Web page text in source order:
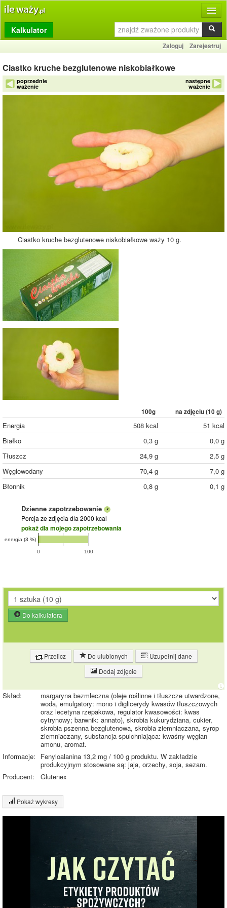
Produkty
Dziennik
Przelicznik
Porównywarka
Kalkulator
Zaloguj Zarejestruj
Ciastko kruche bezglutenowe niskobiałkowe
poprzednie
ważenie
następne
ważenie
Ciastko kruche bezglutenowe niskobiałkowe waży 10 g.
100g na zdjęciu (10 g)
Energia 508 kcal
51 kcal
Białko
0,3 g
0,0 g
Tłuszcz
24,9 g
2,5 g
Węglowodany
70,4 g
7,0 g
Błonnik
0,8 g 0,1 g
Dzienne zapotrzebowanie
Porcja ze zdjęcia dla 2000 kcal
pokaż dla mojego zapotrzebowania
0 100
energia (3 %)
Do kalkulatora
Przelicz Do ulubionych
Uzupełnij dane
Dodaj zdjęcie
Skład:
margaryna bezmleczna (oleje roślinne i tłuszcze utwardzone,
woda, emulgatory: mono i diglicerydy kwasów tłuszczowych
oraz lecetyna rzepakowa, regulator kwasowości: kwas
cytrynowy; barwnik: annato), skrobia kukurydziana, cukier,
skrobia pszenna bezglutenowa, skrobia ziemniaczana, syrop
ziemniaczany, substancja spulchniająca: kwaśny węglan
amonu, aromat.
Informacje:
Fenyloalanina 13,2 mg / 100 g produktu. W zakładzie
produkcyjnym stosowane są: jaja, orzechy, soja, sezam.
Producent:
Glutenex
Pokaż wykresy
Wykres składu produktu
(70%)